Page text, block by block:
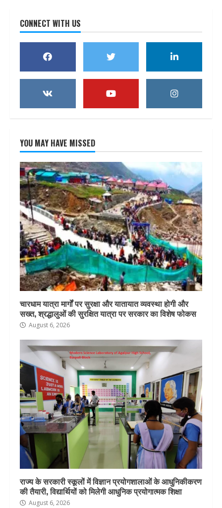
CONNECT WITH US
YOU MAY HAVE MISSED
चारधाम यात्रा मार्गों पर सुरक्षा और यातायात व्यवस्था होगी और
सख्त, श्रद्धालुओं की सुरक्षित यात्रा पर सरकार का विशेष फोकस
August 6, 2026
राज्य के सरकारी स्कूलों में विज्ञान प्रयोगशालाओं के आधुनिकीकरण
की तैयारी, विद्यार्थियों को मिलेगी आधुनिक प्रयोगात्मक शिक्षा
August 6, 2026